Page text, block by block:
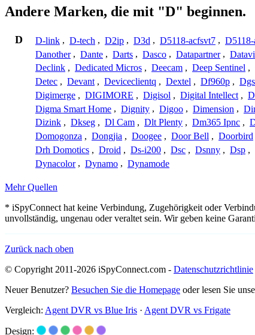
Andere Marken, die mit "D" beginnen.
D D-link , D-tech , D2ip , D3d , D5118-acfsvt7 ,
Danother , Dante , Darts , Dasco , Datapartner ,
Declink , Dedicated Micros , Deecam , Deep Sentinel ,
Detec , Devant , Deviceclientq , Dextel , Df960p ,
Digimerge , DIGIMORE , Digisol , Digital Intellect ,
Digma Smart Home , Dignity , Digoo , Dimension ,
Dizink , Dkseg , Dl Cam , Dlt Plenty , Dm365 Ipnc ,
Domogonza , Dongjia , Doogee , Door Bell , Doorbird
Drh Domotics , Droid , Ds-i200 , Dsc , Dsnny , Dsp ,
Dynacolor , Dynamo , Dynamode
Mehr Quellen
* iSpyConnect hat keine Verbindung, Zugehörigkeit oder
unvollständig, ungenau oder veraltet sein. Wir geben keine
Zurück nach oben
© Copyright 2011-2026 iSpyConnect.com - Datenschutzrichtlinie
Neuer Benutzer? Besuchen Sie die Homepage oder lesen Sie
Vergleich: Agent DVR vs Blue Iris · Agent DVR vs Frigate
Design: